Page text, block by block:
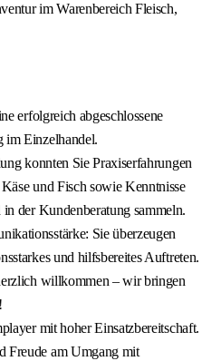
im Warenbereich Fleisch,
erfolgreich abgeschlossene
im Einzelhandel.
konnten Sie Praxiserfahrungen
und Fisch sowie Kenntnisse
der Kundenberatung sammeln.
Sie überzeugen
und hilfsbereites Auftreten.
willkommen – wir bringen
mit hoher Einsatzbereitschaft.
Freude am Umgang mit